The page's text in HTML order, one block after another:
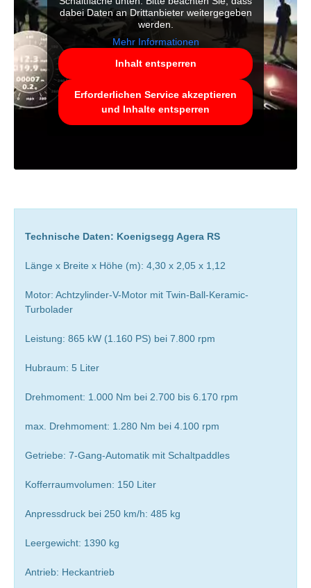
dabei Daten an Drittanbieter weitergegeben
werden.
Mehr Informationen
Inhalt entsperren
Erforderlichen Service akzeptieren
und Inhalte entsperren
Technische Daten: Koenigsegg Agera RS
Länge x Breite x Höhe (m): 4,30 x 2,05 x 1,12
Motor: Achtzylinder-V-Motor mit Twin-Ball-Keramic-
Turbolader
Leistung: 865 kW (1.160 PS) bei 7.800 rpm
Hubraum: 5 Liter
Drehmoment: 1.000 Nm bei 2.700 bis 6.170 rpm
max. Drehmoment: 1.280 Nm bei 4.100 rpm
Getriebe: 7-Gang-Automatik mit Schaltpaddles
Kofferraumvolumen: 150 Liter
Anpressdruck bei 250 km/h: 485 kg
Leergewicht: 1390 kg
Antrieb: Heckantrieb